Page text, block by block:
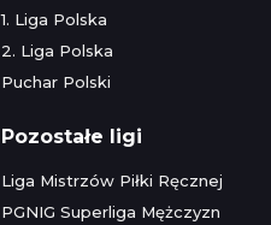
1. Liga Polska
2. Liga Polska
Puchar Polski
Pozostałe ligi
Liga Mistrzów Piłki Ręcznej
PGNIG Superliga Mężczyzn